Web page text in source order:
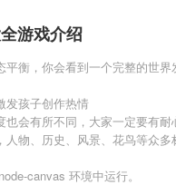
游戏介绍
衡，你会看到一个完整的世界
发孩子创作热情
会有所不同，大家一定要有耐
人物、历史、风景、花鸟等众
canvas 环境中运行。